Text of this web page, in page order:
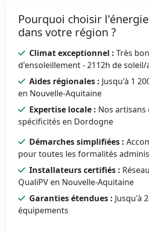
Pourquoi choisir
dans votre région ?
Climat exceptionnel : Très
d'ensoleillement - 2112h de soleil/
Aides régionales : Jusqu'à 1
en Nouvelle-Aquitaine
Expertise locale : Nos artisans
spécificités en Dordogne
Démarches simplifiées :
pour toutes les formalités
Installateurs certifiés :
QualiPV en Nouvelle-Aquitaine
Garanties étendues : Jusqu'à
équipements